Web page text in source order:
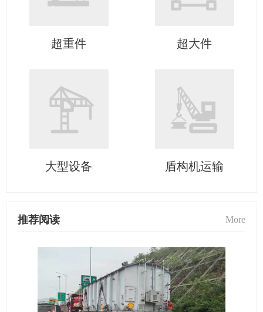
超重件 超大件
大型设备 盾构机运输
推荐阅读 More